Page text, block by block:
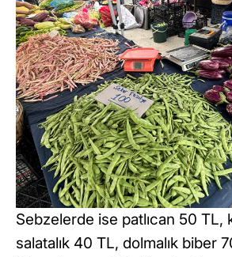
Sebzelerde ise patlıcan 50 TL,
salatalık 40 TL, dolmalık biber